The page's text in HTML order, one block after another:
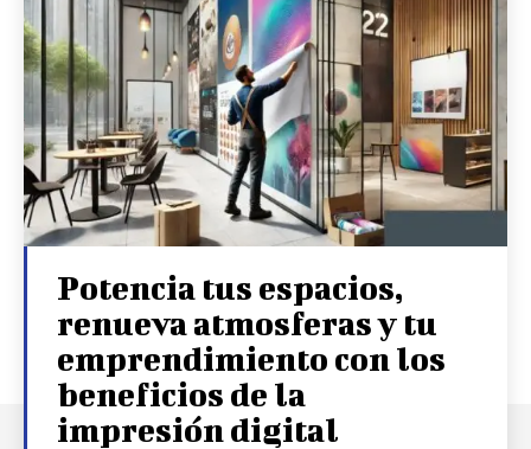
Potencia tus espacios,
renueva atmosferas y tu
emprendimiento con los
beneficios de la
impresión digital